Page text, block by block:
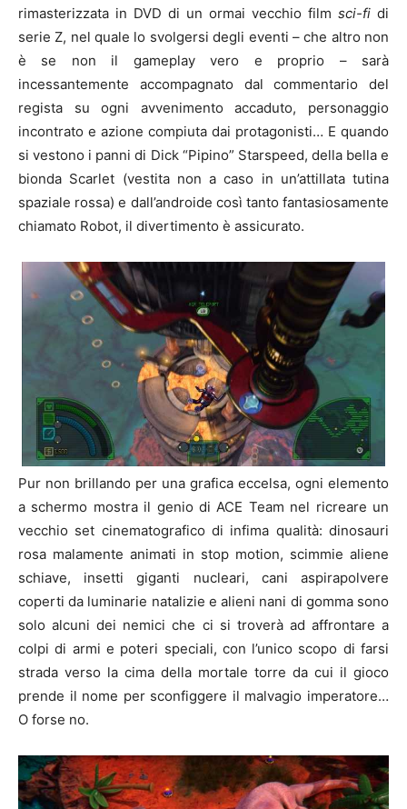
rimasterizzata in DVD di un ormai vecchio film sci-fi di
serie Z, nel quale lo svolgersi degli eventi – che altro non
è se non il gameplay vero e proprio – sarà
incessantemente accompagnato dal commentario del
regista su ogni avvenimento accaduto, personaggio
incontrato e azione compiuta dai protagonisti… E quando
si vestono i panni di Dick “Pipino” Starspeed, della bella e
bionda Scarlet (vestita non a caso in un’attillata tutina
spaziale rossa) e dall’androide così tanto fantasiosamente
chiamato Robot, il divertimento è assicurato.
Pur non brillando per una grafica eccelsa, ogni elemento
a schermo mostra il genio di ACE Team nel ricreare un
vecchio set cinematografico di infima qualità: dinosauri
rosa malamente animati in stop motion, scimmie aliene
schiave, insetti giganti nucleari, cani aspirapolvere
coperti da luminarie natalizie e alieni nani di gomma sono
solo alcuni dei nemici che ci si troverà ad affrontare a
colpi di armi e poteri speciali, con l’unico scopo di farsi
strada verso la cima della mortale torre da cui il gioco
prende il nome per sconfiggere il malvagio imperatore…
O forse no.